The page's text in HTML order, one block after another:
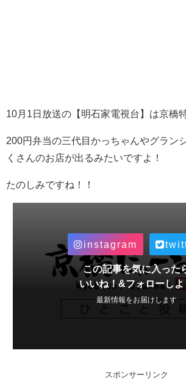
10月1日放送の【明石家電視台】は京橋
200円弁当の三代目かっちゃんやグラン
くさんのお店が出るみたいですよ！
たのしみですね！！
instagram
この記事を気に入った
いいね！&フォローしよ
最新情報をお届けします
スポンサーリンク